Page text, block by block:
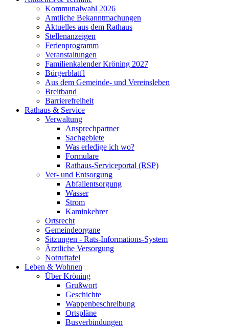
Kommunalwahl 2026
Amtliche Bekanntmachungen
Aktuelles aus dem Rathaus
Stellenanzeigen
Ferienprogramm
Veranstaltungen
Familienkalender Kröning 2027
Bürgerblatt'l
Aus dem Gemeinde- und Vereinsleben
Breitband
Barrierefreiheit
Rathaus & Service
Verwaltung
Ansprechpartner
Sachgebiete
Was erledige ich wo?
Formulare
Rathaus-Serviceportal (RSP)
Ver- und Entsorgung
Abfallentsorgung
Wasser
Strom
Kaminkehrer
Ortsrecht
Gemeindeorgane
Sitzungen - Rats-Informations-System
Ärztliche Versorgung
Notruftafel
Leben & Wohnen
Über Kröning
Grußwort
Geschichte
Wappenbeschreibung
Ortspläne
Busverbindungen